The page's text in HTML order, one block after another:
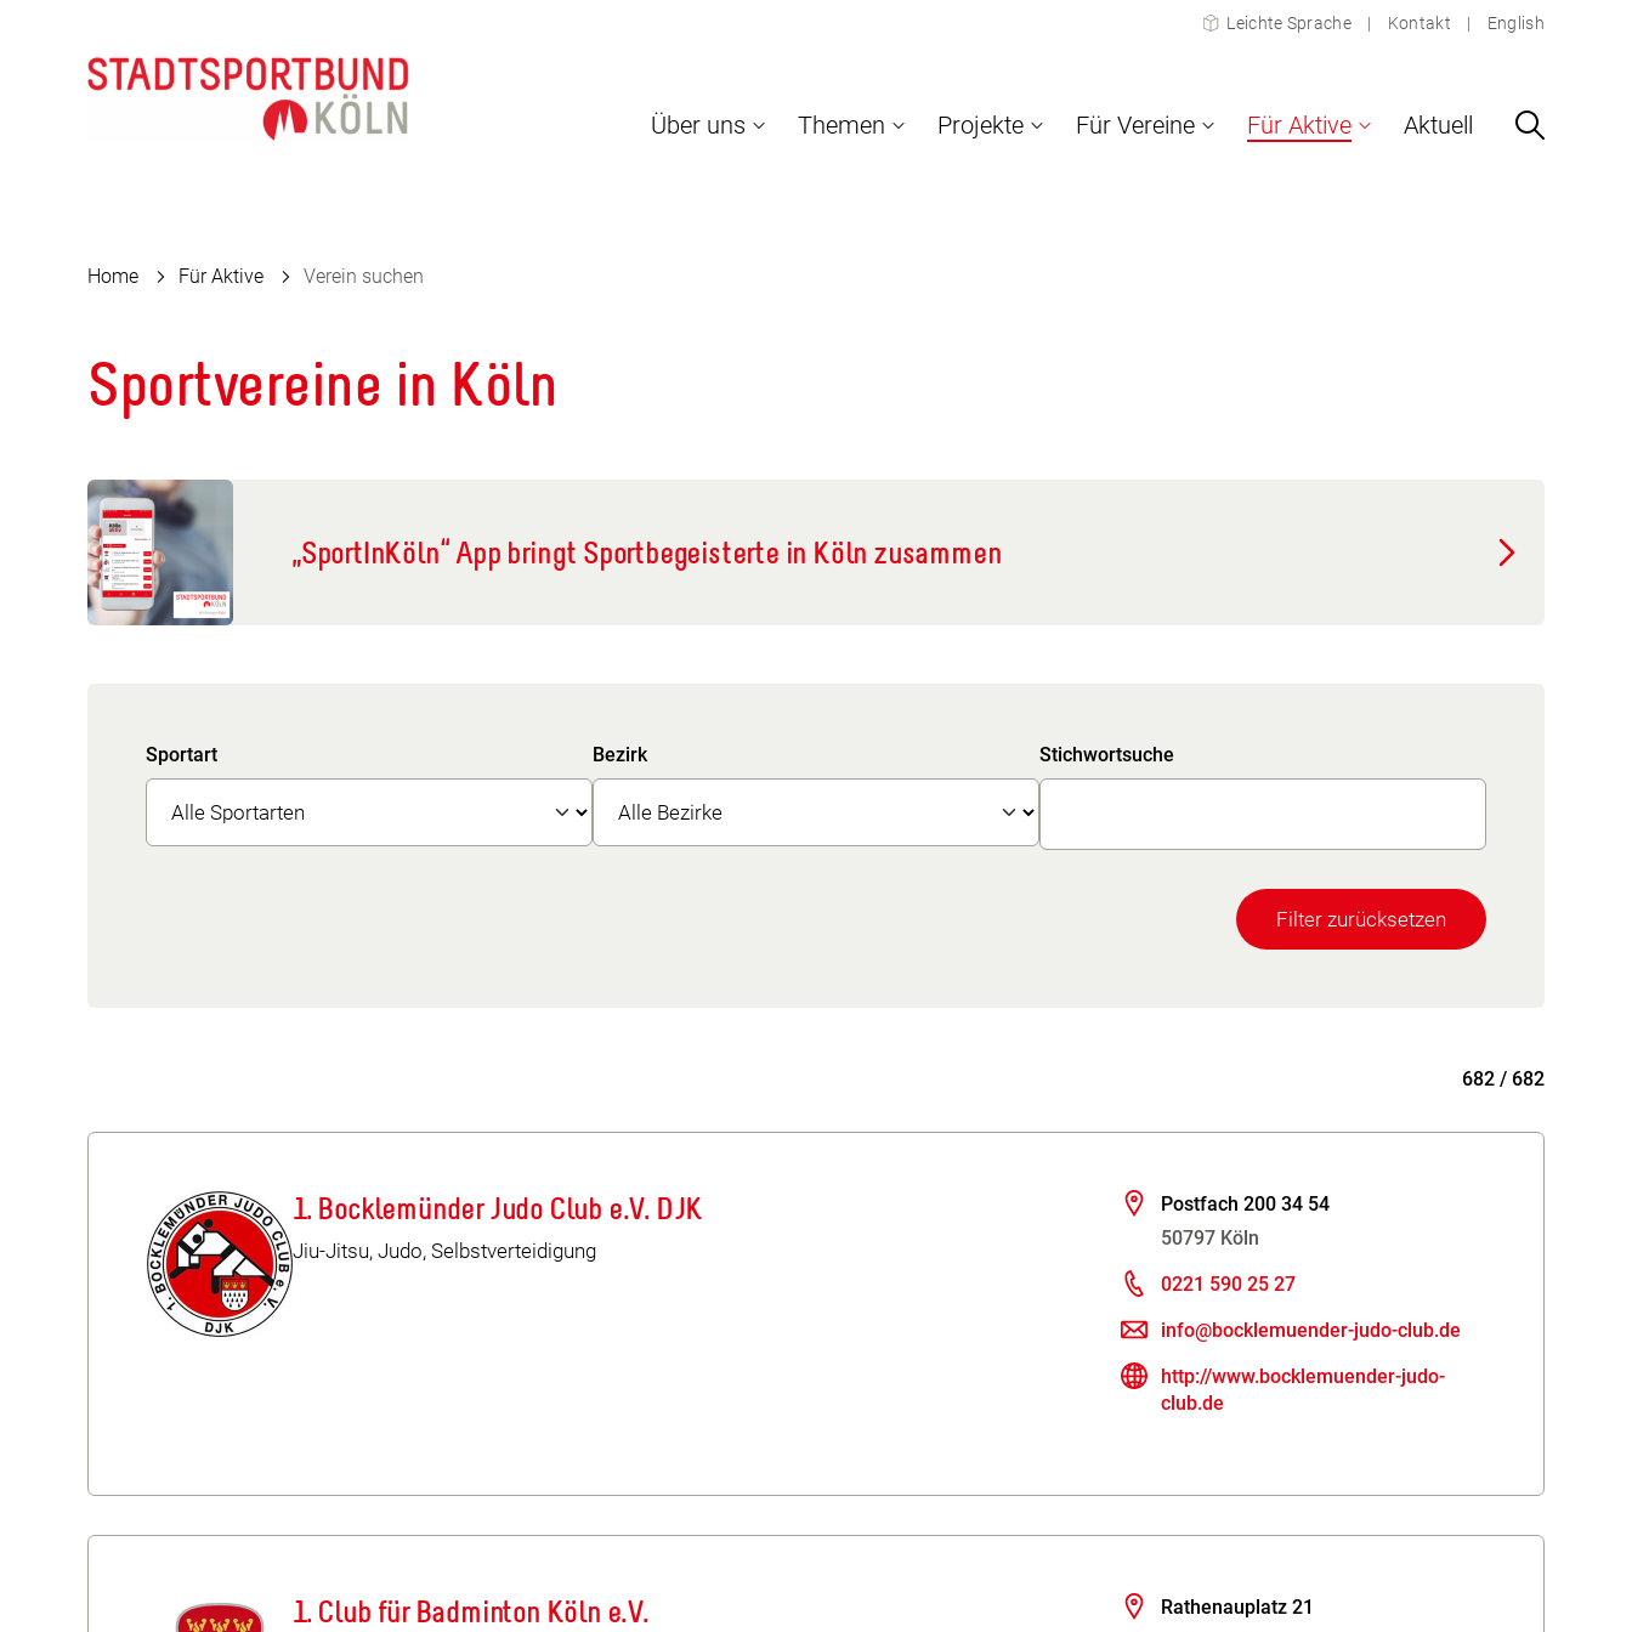
Über uns Themen Projekte Für Vereine Für Aktive Aktuell
Leichte Sprache Kontakt English
Home Für Aktive Verein suchen
Sportvereine in Köln
„SportInKöln“ App bringt Sportbegeisterte in Köln zusammen
Sportart Bezirk Stichwortsuche
Filter zurücksetzen
682 / 682
1. Bocklemünder Judo Club e.V. DJK
Jiu-Jitsu, Judo, Selbstverteidigung
Postfach 200 34 54
50797 Köln
0221 590 25 27
info@bocklemuender-judo-club.de
http://www.bocklemuender-judo-
club.de
1. Club für Badminton Köln e.V.
Rathenauplatz 21